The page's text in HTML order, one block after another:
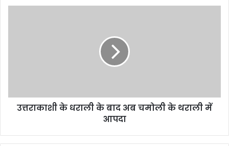
उत्तराकाशी के धराली के बाद अब चमोली के थराली में
आपदा